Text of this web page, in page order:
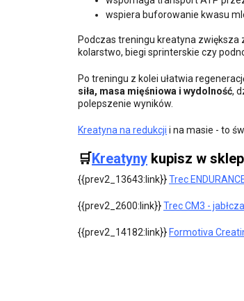
wspiera buforowanie kwasu
Podczas treningu kreatyna zwiększa
kolarstwo, biegi sprinterskie czy
Po treningu z kolei ułatwia
siła, masa mięśniowa i wydolność,
polepszenie wyników.
Kreatyna na redukcji i na masie - to
🛒Kreatyny kupisz w
{{prev2_13643:link}}Trec
{{prev2_2600:link}}Trec CM3 -
{{prev2_14182:link}} Formotiva